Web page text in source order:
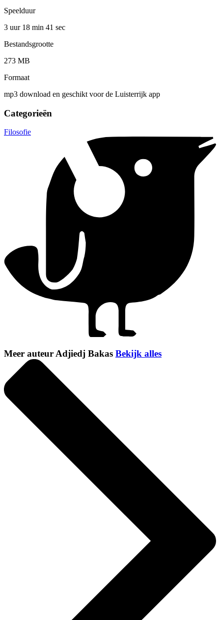
Speelduur
3 uur 18 min 41 sec
Bestandsgrootte
273 MB
Formaat
mp3 download en geschikt voor de Luisterrijk app
Categorieën
Filosofie
Meer auteur Adjiedj Bakas Bekijk alles